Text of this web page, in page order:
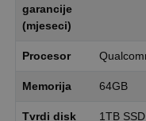
garancije
(mjeseci)
Procesor
Memorija 64GB
Tvrdi disk 1TB